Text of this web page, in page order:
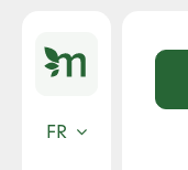
content
FR